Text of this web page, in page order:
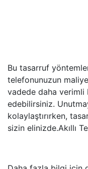
Bu tasarruf
telefonunuzun
vadede daha verimli
edebilirsiniz.
kolaylaştırırken,
sizin elinizde.Akıllı